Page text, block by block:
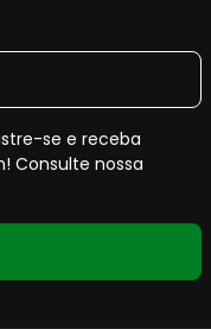
se e receba
Consulte nossa